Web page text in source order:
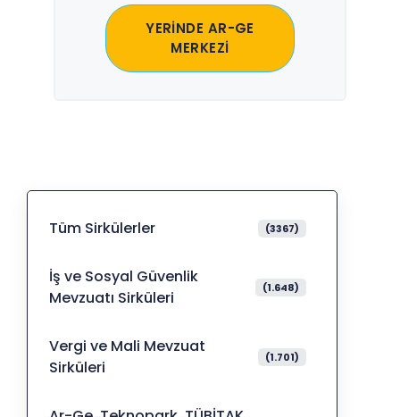
YERİNDE AR-GE
MERKEZİ
Tüm Sirkülerler (3367)
İş ve Sosyal Güvenlik
Mevzuatı Sirküleri
(1.648)
Vergi ve Mali Mevzuat
Sirküleri
(1.701)